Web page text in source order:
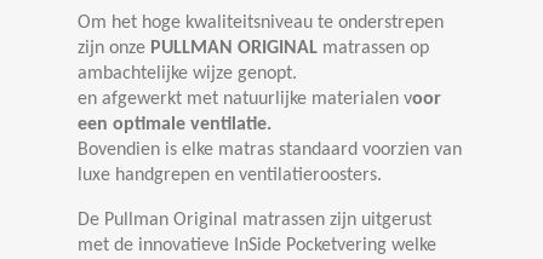
Om het hoge kwaliteitsniveau te onderstrepen
zijn onze PULLMAN ORIGINAL matrassen op
ambachtelijke wijze genopt.
en afgewerkt met natuurlijke materialen voor
een optimale ventilatie.
Bovendien is elke matras standaard voorzien van
luxe handgrepen en ventilatieroosters.
De Pullman Original matrassen zijn uitgerust
met de innovatieve InSide Pocketvering welke